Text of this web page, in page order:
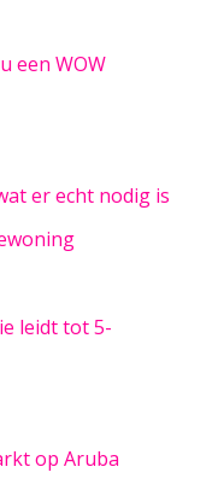
een WOW
er echt nodig is
leidt tot 5-
op Aruba